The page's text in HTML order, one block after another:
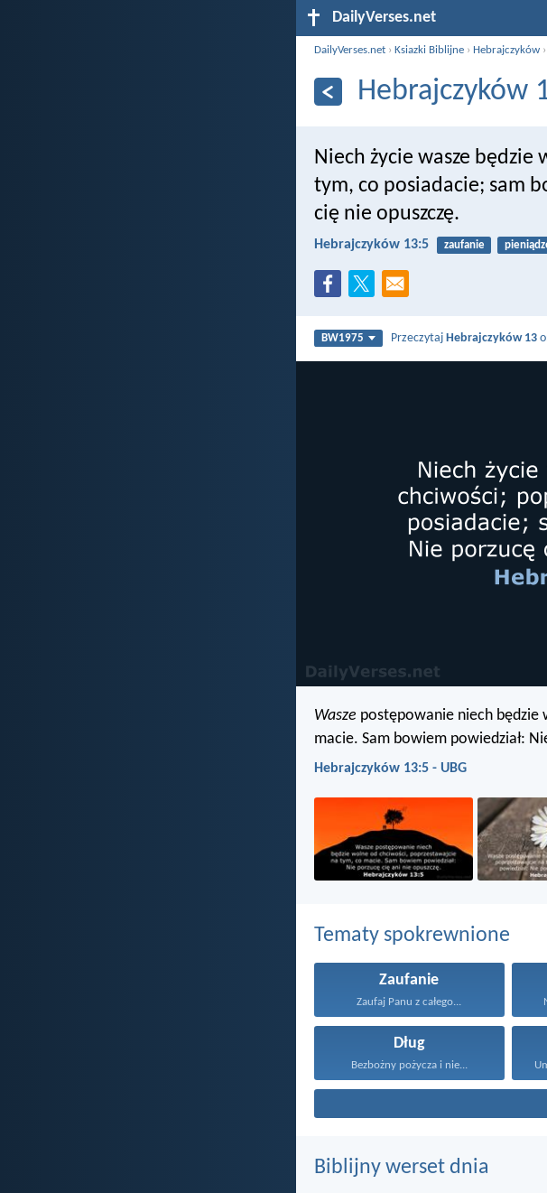
DailyVerses.net
DailyVerses.net ›Ksiazki Biblijne › Hebrajczyków ›
Hebrajczyków
Niech życie wasze
tym, co posiadacie; sam
cię nie opuszczę.
Hebrajczyków 13:5 zaufanie
BW1975 PrzeczytajHebrajczyków 13
Wasze postępowanie niech będzie
macie. Sam bowiem powiedział:
Hebrajczyków 13:5 - UBG
Tematy spokrewnione
Zaufanie
Zaufaj Panu z całego...
Dług
Bezbożny pożycza i nie...
Biblijny werset dnia